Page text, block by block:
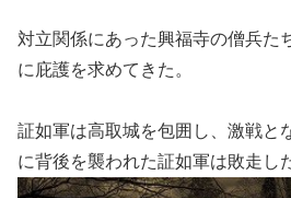
対立関係にあった興福寺の僧兵た
に庇護を求めてきた。
証如軍は高取城を包囲し、激戦と
に背後を襲われた証如軍は敗走し